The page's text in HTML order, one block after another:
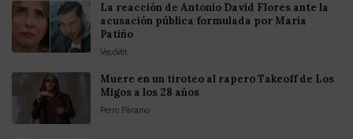
La reacción de Antonio David Flores ante la
acusación pública formulada por María
Patiño
VecoVet
Muere en un tiroteo al rapero Takeoff de Los
Migos a los 28 años
Perro Páramo